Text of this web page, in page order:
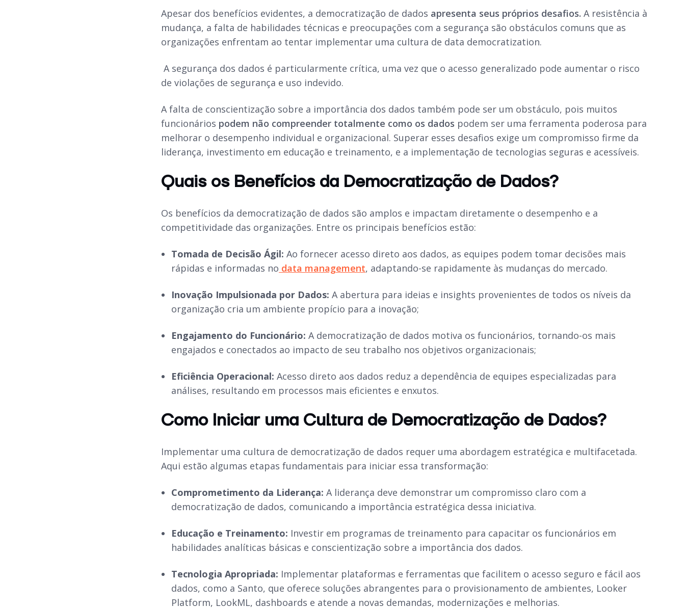
Apesar dos benefícios evidentes, a democratização de dados apresenta seus próprios desafios. A resistência à
mudança, a falta de habilidades técnicas e preocupações com a segurança são obstáculos comuns que as
organizações enfrentam ao tentar implementar uma cultura de data democratization.
A segurança dos dados é particularmente crítica, uma vez que o acesso generalizado pode aumentar o risco
de violações de segurança e uso indevido.
A falta de conscientização sobre a importância dos dados também pode ser um obstáculo, pois muitos
funcionários podem não compreender totalmente como os dados podem ser uma ferramenta poderosa para
melhorar o desempenho individual e organizacional. Superar esses desafios exige um compromisso firme da
liderança, investimento em educação e treinamento, e a implementação de tecnologias seguras e acessíveis.
Quais os Benefícios da Democratização de Dados?
Os benefícios da democratização de dados são amplos e impactam diretamente o desempenho e a
competitividade das organizações. Entre os principais benefícios estão:
Tomada de Decisão Ágil: Ao fornecer acesso direto aos dados, as equipes podem tomar decisões mais
rápidas e informadas no data management, adaptando-se rapidamente às mudanças do mercado.
Inovação Impulsionada por Dados: A abertura para ideias e insights provenientes de todos os níveis da
organização cria um ambiente propício para a inovação;
Engajamento do Funcionário: A democratização de dados motiva os funcionários, tornando-os mais
engajados e conectados ao impacto de seu trabalho nos objetivos organizacionais;
Eficiência Operacional: Acesso direto aos dados reduz a dependência de equipes especializadas para
análises, resultando em processos mais eficientes e enxutos.
Como Iniciar uma Cultura de Democratização de Dados?
Implementar uma cultura de democratização de dados requer uma abordagem estratégica e multifacetada.
Aqui estão algumas etapas fundamentais para iniciar essa transformação:
Comprometimento da Liderança: A liderança deve demonstrar um compromisso claro com a
democratização de dados, comunicando a importância estratégica dessa iniciativa.
Educação e Treinamento: Investir em programas de treinamento para capacitar os funcionários em
habilidades analíticas básicas e conscientização sobre a importância dos dados.
Tecnologia Apropriada: Implementar plataformas e ferramentas que facilitem o acesso seguro e fácil aos
dados, como a Santo, que oferece soluções abrangentes para o provisionamento de ambientes, Looker
Platform, LookML, dashboards e atende a novas demandas, modernizações e melhorias.